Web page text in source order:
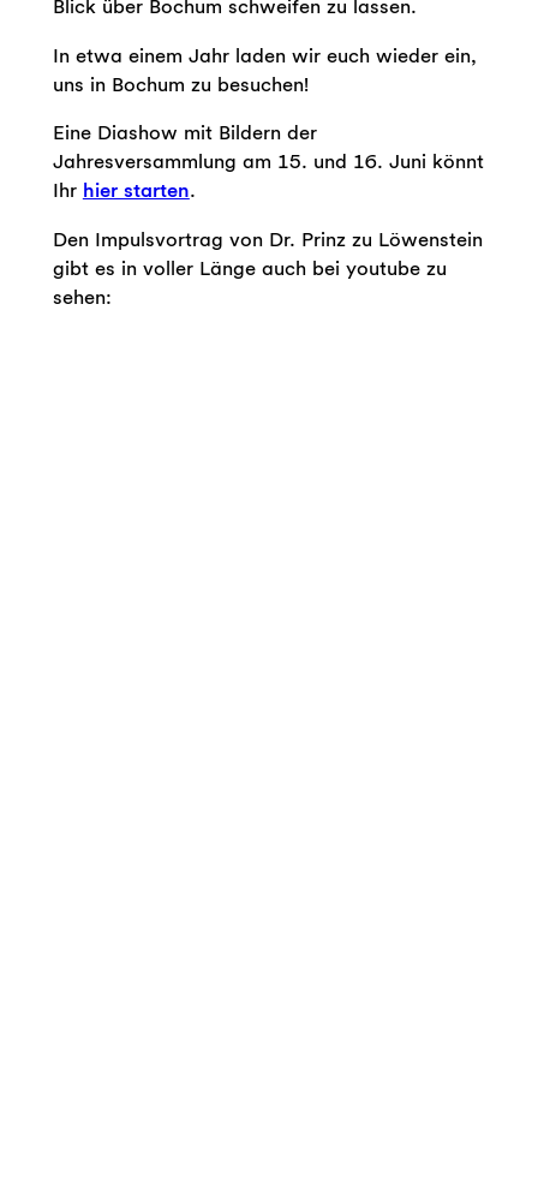
Blick über Bochum schweifen zu lassen.
In etwa einem Jahr laden wir euch wieder ein,
uns in Bochum zu besuchen!
Eine Diashow mit Bildern der
Jahresversammlung am 15. und 16. Juni könnt
Ihr hier starten.
Den Impulsvortrag von Dr. Prinz zu Löwenstein
gibt es in voller Länge auch bei youtube zu
sehen: